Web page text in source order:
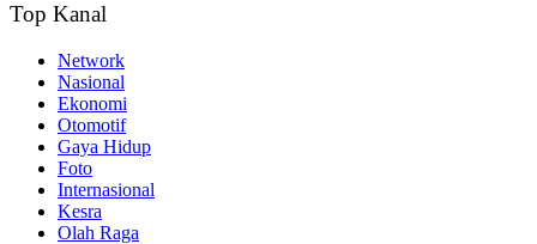
Top Kanal
Network
Nasional
Ekonomi
Otomotif
Gaya Hidup
Foto
Internasional
Kesra
Olah Raga